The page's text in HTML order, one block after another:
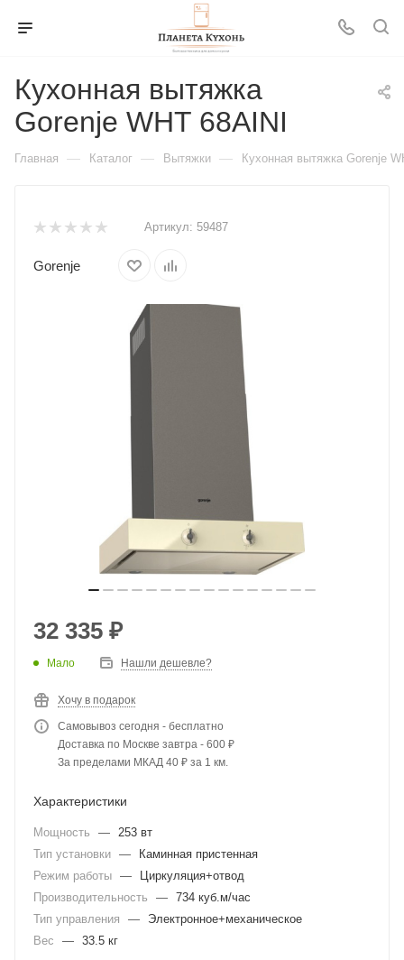
Кухонная вытяжка
Gorenje WHT 68AINI
Главная — Каталог — Вытяжки — Кухонная вытяжка Gorenje
Артикул: 59487
Gorenje
32 335 ₽
Мало Нашли дешевле?
Хочу в подарок
Самовывоз сегодня - бесплатно
Доставка по Москве завтра - 600 ₽
За пределами МКАД 40 ₽ за 1 км.
Характеристики
Мощность — 253 вт
Тип установки —
Каминная пристенная
Режим работы —
Циркуляция+отвод
Производительность
— 734 куб.м/час
Тип управления
—
Электронное+механическое
Вес
— 33.5 кг